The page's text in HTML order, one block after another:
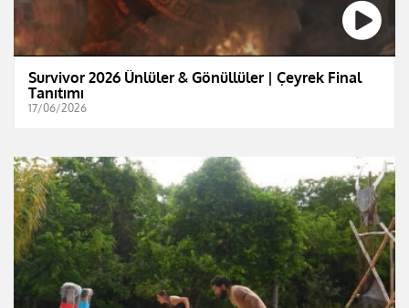
Survivor 2026 Ünlüler & Gönüllüler | Çeyrek Final
Tanıtımı
17/06/2026